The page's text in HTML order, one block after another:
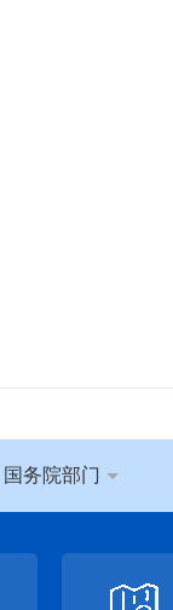
国务院部门